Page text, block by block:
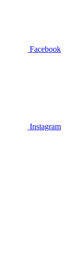
Facebook
Instagram